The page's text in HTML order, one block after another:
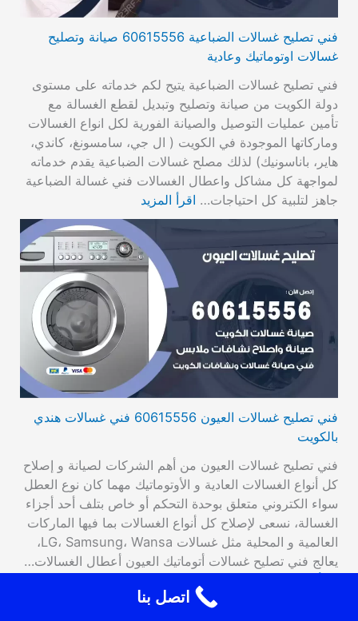
فني تصليح غسالات الضباعية 60615556 صيانة وتصليح
غسالات اوتوماتيك وعادية
فني تصليح غسالات الضباعية يتيح لكم خدماته على مستوى
دولة الكويت من صيانة وتصليح وتبديل لقطع الغسالة مع
تأمين عمليات التوصيل والصيانة الفورية لكل انواع الغسالات
وماركاتها الموجودة في الكويت ( ال جي، سامسونغ، كاندي،
هاير، باناسونيك) لذلك مصلح غسالات الضباعية يقدم خدماته
لمواجهة كل مشاكل واعطال الغسالات فني غسالة الضباعية
جاهز لتلبية كل احتياجات… اقرأ المزيد
فني تصليح غسالات العيون 60615556 فني غسالات هندي
بالكويت
فني تصليح غسالات العيون من أهم الشركات لصيانة و إصلاح
كل أنواع الغسالات العادية و الأوتوماتيك مهما كان نوع العطل
سواء الكتروني متعلق بوحدة التحكم أو خاص بتلف أحد أجزاء
الغسالة، نسعى لإصلاح كل أنواع الغسالات بما فيها الماركات
العالمية و المحلية مثل غسالات LG، Samsung، Wansa،
يعالج فني تصليح غسالات أتوماتيك العيون أعطال الغسالات…
اتصل بنا